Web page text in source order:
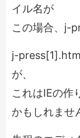
イル名が
この場合、 j-
j-
が、
これはIEの作
かもしれませ